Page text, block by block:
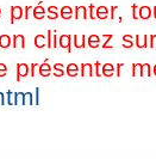
cliquez
présenter